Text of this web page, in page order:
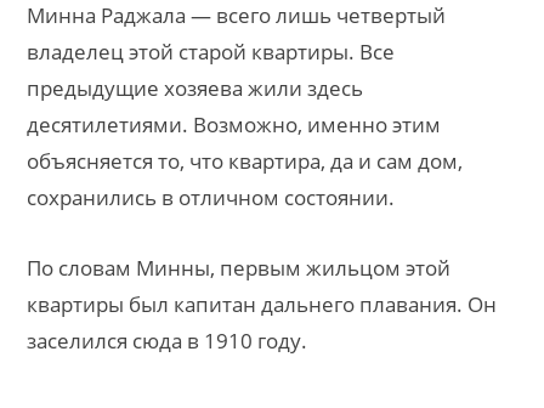
Минна Раджала — всего лишь четвертый
владелец этой старой квартиры. Все
предыдущие хозяева жили здесь
десятилетиями. Возможно, именно этим
объясняется то, что квартира, да и сам дом,
сохранились в отличном состоянии.
По словам Минны, первым жильцом этой
квартиры был капитан дальнего плавания. Он
заселился сюда в 1910 году.